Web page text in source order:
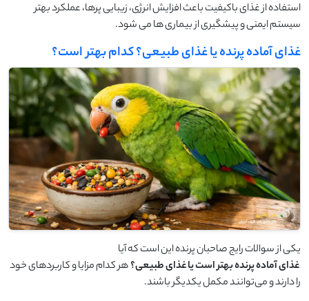
استفاده از غذای باکیفیت باعث افزایش انرژی، زیبایی پرها، عملکرد بهتر
سیستم ایمنی و پیشگیری از بیماری ‌ها می ‌شود.
غذای آماده پرنده یا غذای طبیعی؟ کدام بهتر است؟
یکی از سوالات رایج صاحبان پرنده این است که آیا
غذای آماده پرنده بهتر است یا غذای طبیعی؟هر کدام مزایا و کاربردهای خود
را دارند و می‌توانند مکمل یکدیگر باشند.